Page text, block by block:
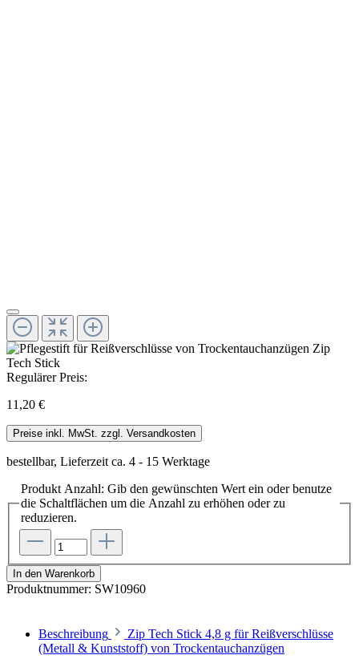
Regulärer Preis:
11,20 €
Preise inkl. MwSt. zzgl. Versandkosten
bestellbar, Lieferzeit ca. 4 - 15 Werktage
Produkt Anzahl: Gib den gewünschten Wert ein oder benutze
die Schaltflächen um die Anzahl zu erhöhen oder zu
reduzieren.
In den Warenkorb
Produktnummer: SW10960
Beschreibung
Zip Tech Stick 4,8 g für Reißverschlüsse
(Metall & Kunststoff) von Trockentauchanzügen